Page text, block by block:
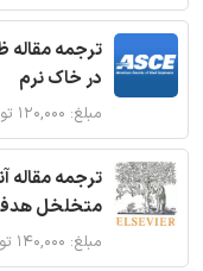
ترجمه مقاله
در خاک نرم
مبلغ: ۱۲۰,۰۰۰ تومان
ترجمه مقاله
متخلخل
مبلغ: ۱۴۰,۰۰۰ تومان